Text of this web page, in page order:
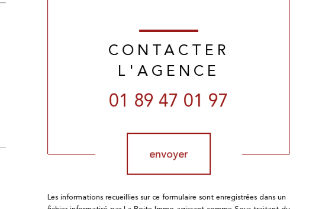
CONTACTER
L'AGENCE
01 89 47 01 97
envoyer
Les informations recueillies sur ce formulaire sont enregistrées dans un